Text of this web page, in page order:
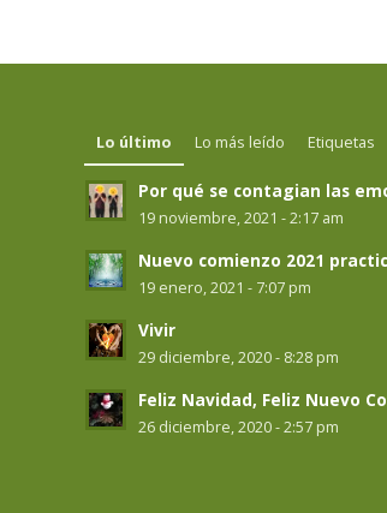
Lo último Lo más leído Etiquetas
Por qué se contagian las
19 noviembre, 2021 - 2:17 am
Nuevo comienzo 2021
19 enero, 2021 - 7:07 pm
Vivir
29 diciembre, 2020 - 8:28 pm
Feliz Navidad, Feliz Nuevo
26 diciembre, 2020 - 2:57 pm